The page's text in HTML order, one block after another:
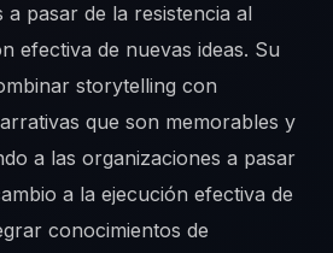
a pasar de la resistencia al
efectiva de nuevas ideas. Su
storytelling con
que son memorables y
a las organizaciones a pasar
a la ejecución efectiva de
conocimientos de